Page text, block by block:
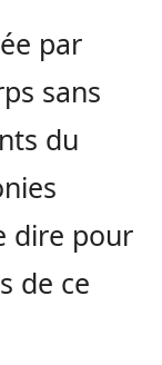
par
sans
du
dire pour
de ce